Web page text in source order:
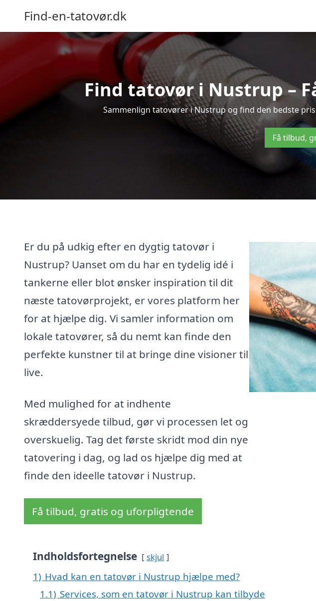
Find-en-tatovør.dk
Find tatovør i Nustrup –
Sammenlign tatovører i Nustrup og find den bedste
Få tilbud,
Er du på udkig efter en dygtig tatovør i
Nustrup? Uanset om du har en tydelig idé i
tankerne eller blot ønsker inspiration til dit
næste tatovørprojekt, er vores platform her
for at hjælpe dig. Vi samler information om
lokale tatovører, så du nemt kan finde den
perfekte kunstner til at bringe dine visioner til
live.
Med mulighed for at indhente
skræddersyede tilbud, gør vi processen let og
overskuelig. Tag det første skridt mod din nye
tatovering i dag, og lad os hjælpe dig med at
finde den ideelle tatovør i Nustrup.
Få tilbud, gratis og uforpligtende
Indholdsfortegnelse skjul
1) Hvad kan en tatovør i Nustrup hjælpe med?
1.1) Services, som en tatovør i Nustrup kan tilbyde